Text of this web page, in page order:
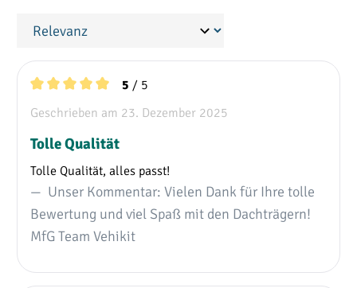
Geschrieben am 23. Dezember 2025
Durchschnittliche Bewertung von 5 von 5 Sternen
5 / 5
Tolle Qualität
Tolle Qualität, alles passt!
Unser Kommentar: Vielen Dank für Ihre tolle
Bewertung und viel Spaß mit den Dachträgern!
MfG Team Vehikit